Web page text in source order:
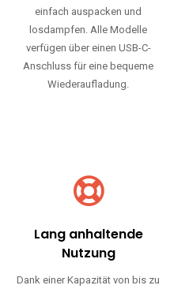
einfach auspacken und
losdampfen. Alle Modelle
verfügen über einen USB-C-
Anschluss für eine bequeme
Wiederaufladung.
Lang anhaltende
Nutzung
Dank einer Kapazität von bis zu